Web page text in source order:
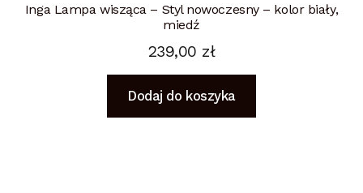
Inga Lampa wisząca – Styl nowoczesny – kolor biały,
miedź
239,00 zł
Dodaj do koszyka